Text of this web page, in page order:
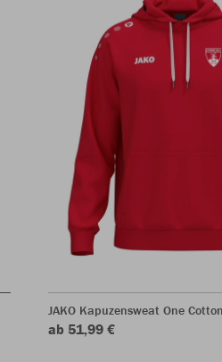
JAKO Kapuzensweat One Cotton
ab 51,99 €